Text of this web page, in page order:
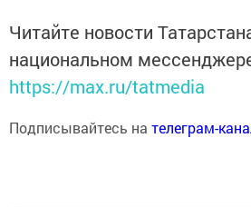
Читайте новости
национальном
https://max.ru/tatmedia
Подписывайтесь на телеграм-